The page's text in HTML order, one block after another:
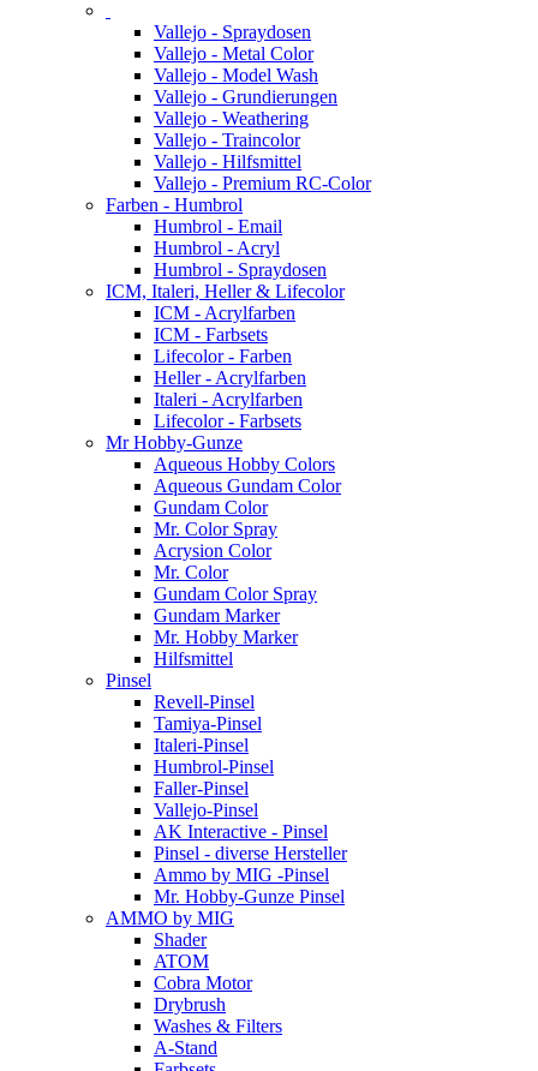
Vallejo - Spraydosen
Vallejo - Metal Color
Vallejo - Model Wash
Vallejo - Grundierungen
Vallejo - Weathering
Vallejo - Traincolor
Vallejo - Hilfsmittel
Vallejo - Premium RC-Color
Farben - Humbrol
Humbrol - Email
Humbrol - Acryl
Humbrol - Spraydosen
ICM, Italeri, Heller & Lifecolor
ICM - Acrylfarben
ICM - Farbsets
Lifecolor - Farben
Heller - Acrylfarben
Italeri - Acrylfarben
Lifecolor - Farbsets
Mr Hobby-Gunze
Aqueous Hobby Colors
Aqueous Gundam Color
Gundam Color
Mr. Color Spray
Acrysion Color
Mr. Color
Gundam Color Spray
Gundam Marker
Mr. Hobby Marker
Hilfsmittel
Pinsel
Revell-Pinsel
Tamiya-Pinsel
Italeri-Pinsel
Humbrol-Pinsel
Faller-Pinsel
Vallejo-Pinsel
AK Interactive - Pinsel
Pinsel - diverse Hersteller
Ammo by MIG -Pinsel
Mr. Hobby-Gunze Pinsel
AMMO by MIG
Shader
ATOM
Cobra Motor
Drybrush
Washes & Filters
A-Stand